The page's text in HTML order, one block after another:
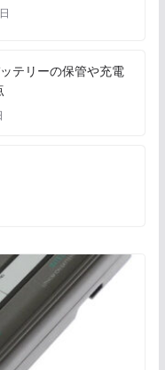
テリーの保管や充電